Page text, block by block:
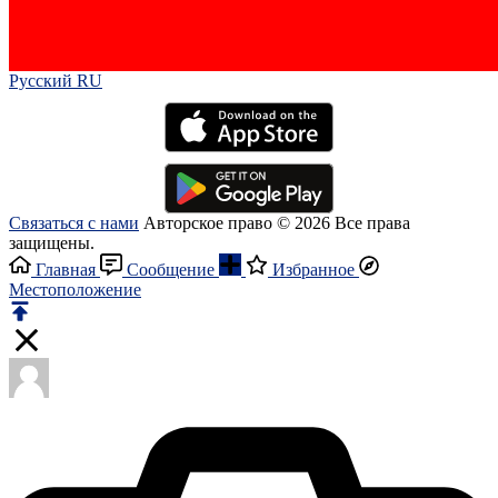
Русский RU‎
Связаться с нами Авторское право © 2026 Все права
защищены.
Главная
Сообщение
Избранное
Местоположение